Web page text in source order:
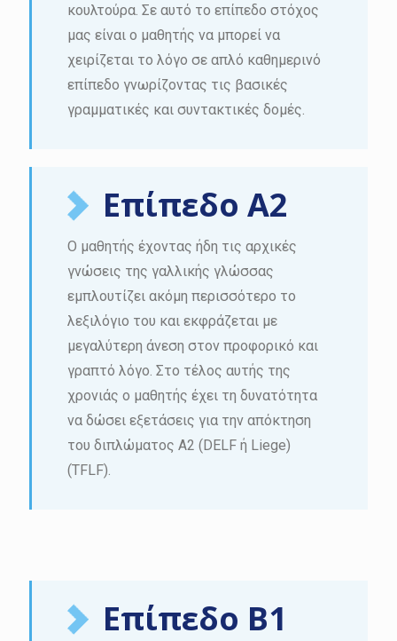
κουλτούρα. Σε αυτό το επίπεδο στόχος
μας είναι ο μαθητής να μπορεί να
χειρίζεται το λόγο σε απλό καθημερινό
επίπεδο γνωρίζοντας τις βασικές
γραμματικές και συντακτικές δομές.
Επίπεδο A2
Ο μαθητής έχοντας ήδη τις αρχικές
γνώσεις της γαλλικής γλώσσας
εμπλουτίζει ακόμη περισσότερο το
λεξιλόγιο του και εκφράζεται με
μεγαλύτερη άνεση στον προφορικό και
γραπτό λόγο. Στο τέλος αυτής της
χρονιάς ο μαθητής έχει τη δυνατότητα
να δώσει εξετάσεις για την απόκτηση
του διπλώματος Α2 (DELF ή Liege)
(TFLF).
Επίπεδο B1